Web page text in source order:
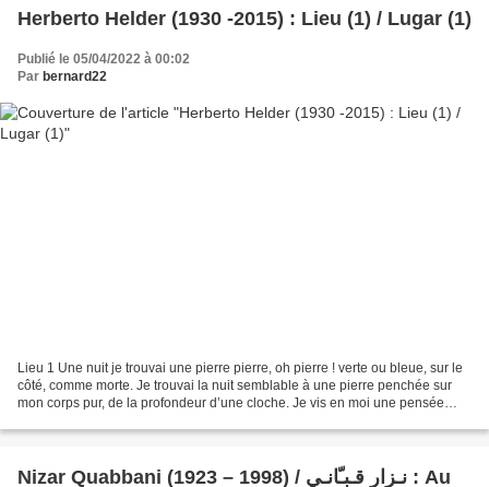
Herberto Helder (1930 -2015) : Lieu (1) / Lugar (1)
Publié le 05/04/2022 à 00:02
Par bernard22
Lieu 1 Une nuit je trouvai une pierre pierre, oh pierre ! verte ou bleue, sur le
côté, comme morte. Je trouvai la nuit semblable à une pierre penchée sur
mon corps pur, de la profondeur d’une cloche. Je vis en moi une pensée
Nizar Quabbani (1923 – 1998) / نـزار قـبـّانـي : Au